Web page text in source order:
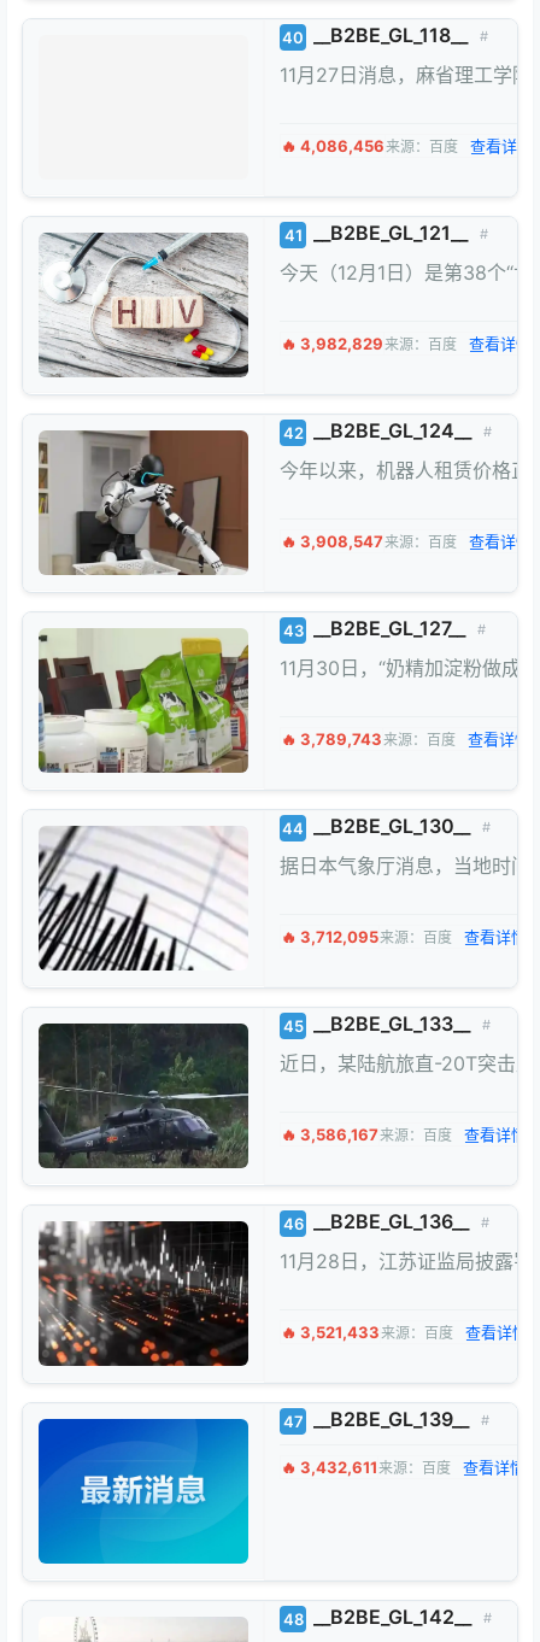
40 __B2BE_GL_118__ #
11月27日消息，麻省理工学
🔥 4,086,456来源：百度 查看详
41 __B2BE_GL_121__ #
今天（12月1日）是第38个“
🔥 3,982,829来源：百度 查看详情
42 __B2BE_GL_124__ #
今年以来，机器人租赁价格正
🔥 3,908,547来源：百度 查看详情
43 __B2BE_GL_127__ #
11月30日，“奶精加淀粉做成
🔥 3,789,743来源：百度 查看详情
44 __B2BE_GL_130__ #
据日本气象厅消息，当地时
🔥 3,712,095来源：百度 查看详情
45 __B2BE_GL_133__ #
近日，某陆航旅直-20T突击
🔥 3,586,167来源：百度 查看详情
46 __B2BE_GL_136__ #
11月28日，江苏证监局披露
🔥 3,521,433来源：百度 查看详情
47 __B2BE_GL_139__ #
🔥 3,432,611来源：百度 查看详情
48 __B2BE_GL_142__ #